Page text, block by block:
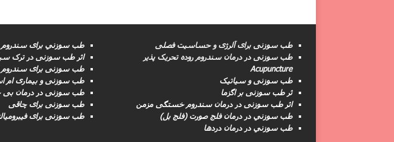
طب سوزنی برای آلرژی و حساسیت فصلی
طب سوزنى در درمان سندروم روده تحریک پذیر
Acupuncture
طب سوزنی و سیاتیک
ثر طب سوزنی بر اگزما
اثر طب سوزنی در درمان سندروم خستگی مزمن
طب سوزني در درمان فلج صورت (فلج بل)
طب سوزني در درمان دردها
طب سوزني برای سندروم
اثر طب سوزنی در ترک
طب سوزنى برای سندروم
طب سوزنی و بیماری ام
طب سوزنى در درمان بی
طب سوزنى برای چاقی
طب سوزنی برای